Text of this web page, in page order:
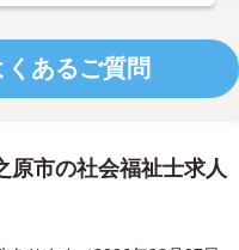
あるご質問
原市の社会福祉士求人